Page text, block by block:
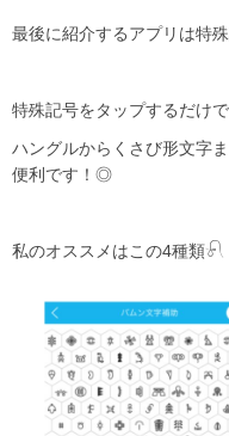
最後に紹介するアプリは特
特殊記号をタップするだけ
ハングルからくさび形文字
便利です！◎
私のオススメはこの4種類𓍯